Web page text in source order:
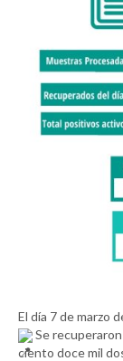
El día 7 de marzo
Se
ciento doce mil